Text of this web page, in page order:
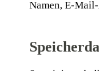
Namen,